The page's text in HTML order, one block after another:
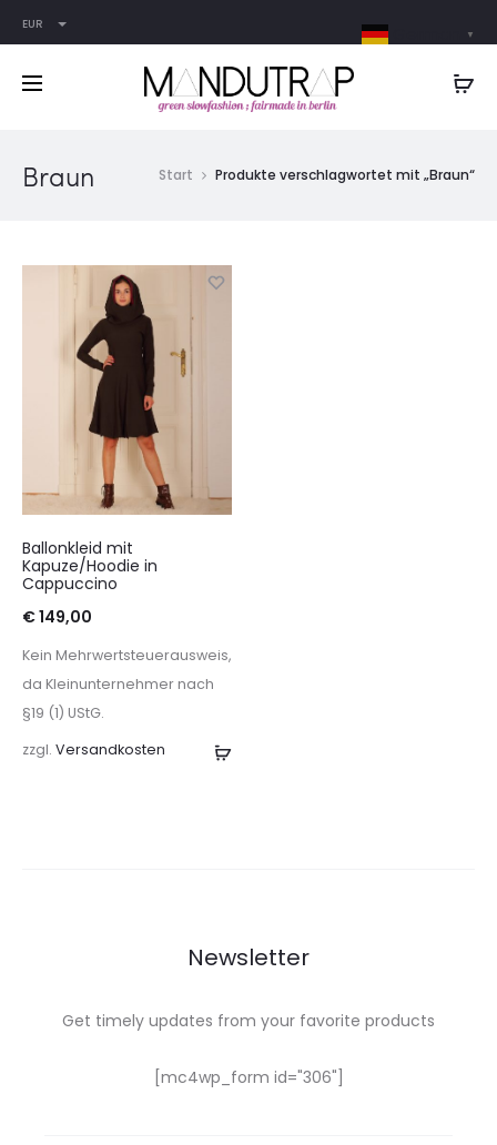
EUR
Braun Start Produkte verschlagwortet mit „Braun“
Ausführung
Ballonkleid mit
Kapuze/Hoodie in
Cappuccino
€149,00
Kein Mehrwertsteuerausweis,
da Kleinunternehmer nach
§19 (1) UStG.
zzgl. Versandkosten
Newsletter
Get timely updates from your favorite products
[mc4wp_form id="306"]
▼